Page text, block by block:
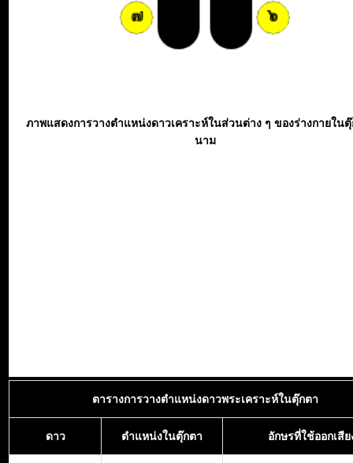
ภาพแสดงการวางตำแหน่งดาวเคราะห์ในส่วนต่าง ๆ ของร่างกายใน
นาม
ตารางการวางตำแหน่งดาวพระเคราะห์ในตุ๊กตา
ดาว ตำแหน่งในตุ๊กตา อักษรที่ใช้ออกเสีย